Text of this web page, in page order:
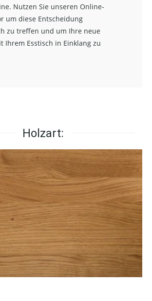
Nutzen Sie unseren Online-
um diese Entscheidung
zu treffen und um Ihre neue
Ihrem Esstisch in Einklang zu
Holzart: